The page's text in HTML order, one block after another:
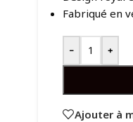
Fabriqué en
- +
Ajouter à